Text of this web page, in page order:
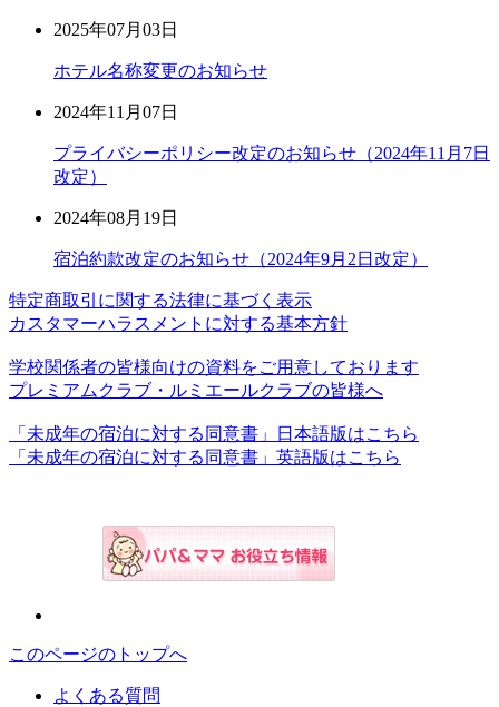
2025年07月03日
ホテル名称変更のお知らせ
2024年11月07日
プライバシーポリシー改定のお知らせ（2024年11月7日
改定）
2024年08月19日
宿泊約款改定のお知らせ（2024年9月2日改定）
特定商取引に関する法律に基づく表示
カスタマーハラスメントに対する基本方針
学校関係者の皆様向けの資料をご用意しております
プレミアムクラブ・ルミエールクラブの皆様へ
「未成年の宿泊に対する同意書」日本語版はこちら
「未成年の宿泊に対する同意書」英語版はこちら
このページのトップへ
よくある質問